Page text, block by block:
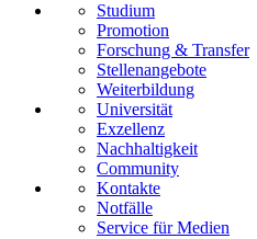
Studium
Promotion
Forschung & Transfer
Stellenangebote
Weiterbildung
Universität
Exzellenz
Nachhaltigkeit
Community
Kontakte
Notfälle
Service für Medien